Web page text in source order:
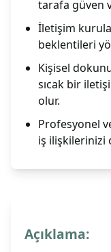
tarafa güven
İletişim
beklentileri
Kişisel
sıcak bir
olur.
Profesyonel
iş ilişkilerinizi
Açıklama: